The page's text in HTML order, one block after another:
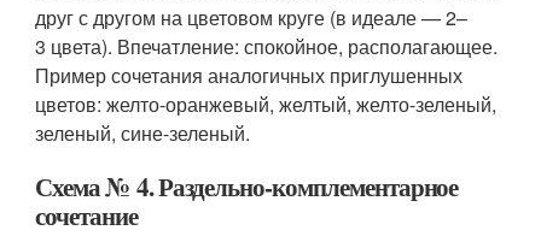
друг с другом на цветовом круге (в идеале — 2–
3 цвета). Впечатление: спокойное, располагающее.
Пример сочетания аналогичных приглушенных
цветов: желто-оранжевый, желтый, желто-зеленый,
зеленый, сине-зеленый.
Схема № 4. Раздельно-комплементарное
сочетание